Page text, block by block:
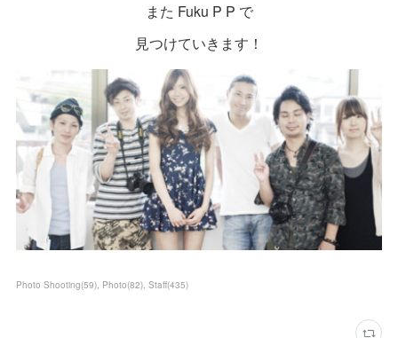
また Fuku P P で
見つけていきます！
Photo Shooting(59) Photo(82) Staff(435)